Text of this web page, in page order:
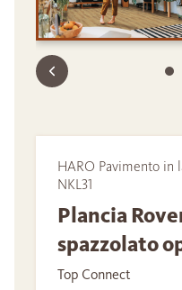
HARO Pavimento in
NKL31
Plancia
spazzolato
Top Connect